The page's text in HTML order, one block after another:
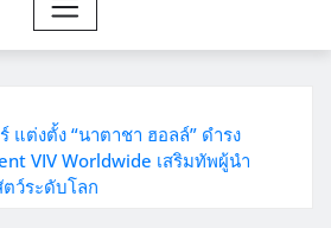
แต่งตั้ง “นาตาชา ฮอลล์” ดำรง
VIV Worldwide เสริมทัพผู้นำ
ว์ระดับโลก